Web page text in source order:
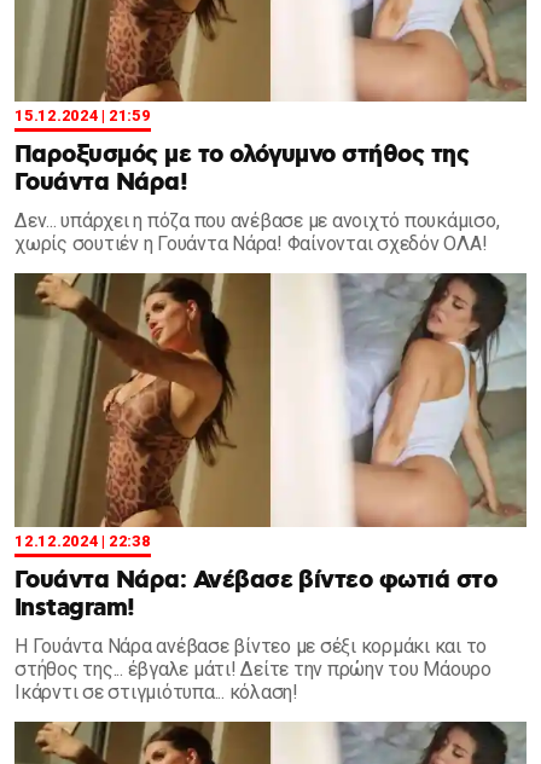
15.12.2024 | 21:59
Παροξυσμός με το ολόγυμνο στήθος της
Γουάντα Νάρα!
Δεν... υπάρχει η πόζα που ανέβασε με ανοιχτό πουκάμισο,
χωρίς σουτιέν η Γουάντα Νάρα! Φαίνονται σχεδόν ΟΛΑ!
12.12.2024 | 22:38
Γουάντα Νάρα: Ανέβασε βίντεο φωτιά στο
Instagram!
Η Γουάντα Νάρα ανέβασε βίντεο με σέξι κορμάκι και το
στήθος της... έβγαλε μάτι! Δείτε την πρώην του Μάουρο
Ικάρντι σε στιγμιότυπα... κόλαση!